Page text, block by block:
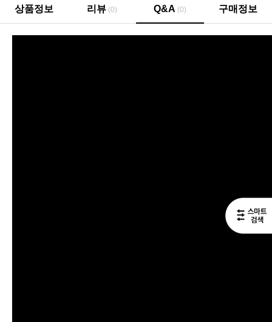
상품정보 리뷰 (0) Q&A (0) 구매정보